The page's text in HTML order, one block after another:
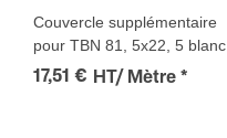
Couvercle supplémentaire
pour TBN 81, 5x22, 5 blanc
17,51 € HT/ Mètre *